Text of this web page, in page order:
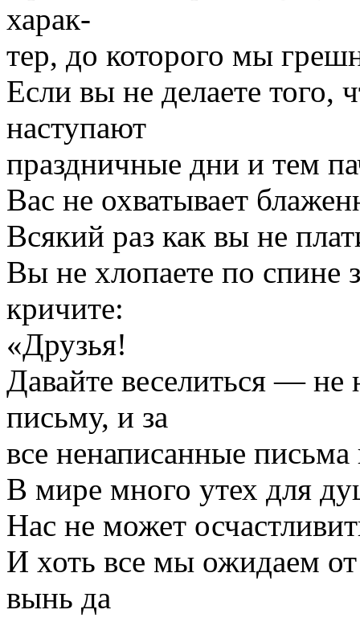
харак-
тер, до которого мы
Если вы не делаете того,
наступают
праздничные дни и тем
Вас не охватывает
Всякий раз как вы не
Вы не хлопаете по спине
кричите:
«Друзья!
Давайте веселиться —
письму, и за
все ненаписанные письма
В мире много утех для
Нас не может
И хоть все мы ожидаем
вынь да